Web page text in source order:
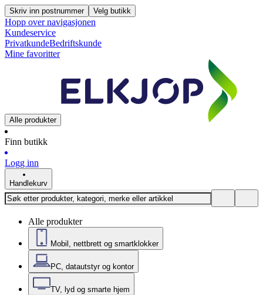
Skriv inn postnummer Velg butikk
Hopp over navigasjonen
Kundeservice
PrivatkundeBedriftskunde
Mine favoritter
Alle produkter
Finn butikk
Logg inn
Handlekurv
Alle produkter
Mobil, nettbrett og smartklokker
PC, datautstyr og kontor
TV, lyd og smarte hjem